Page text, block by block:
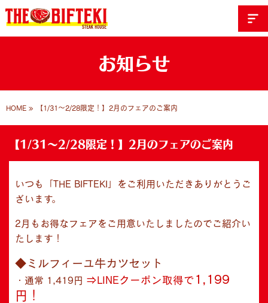
お知らせ
HOME » 【1/31～2/28限定！】2月のフェアのご案内
【1/31～2/28限定！】2月のフェアのご案内
いつも「THE BIFTEKI」をご利用いただきありがとうご
ざいます。
2月もお得なフェアをご用意いたしましたのでご紹介い
たします！
◆ミルフィーユ牛カツセット
・通常 1,419円 ⇒LINEクーポン取得で 1,199
円！